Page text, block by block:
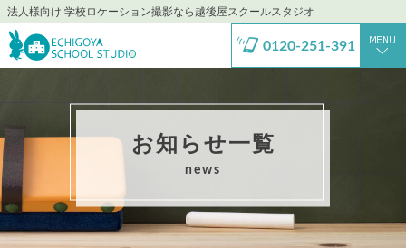
法人様向け 学校ロケーション撮影なら越後屋スクールスタジオ
0120-251-391
お知らせ一覧
news